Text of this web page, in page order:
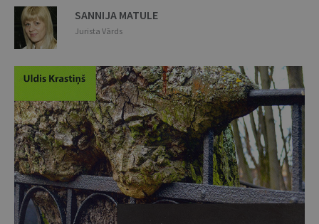
SANNIJA MATULE
Jurista Vārds